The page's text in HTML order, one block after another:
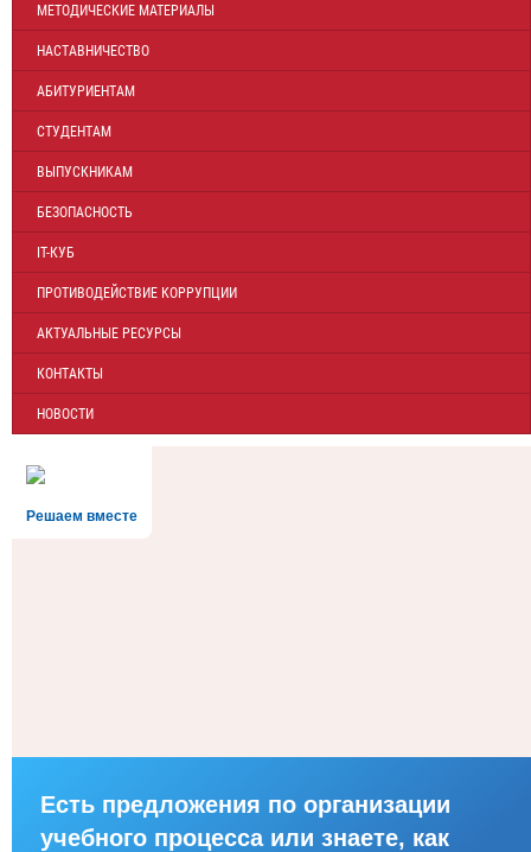
МЕТОДИЧЕСКИЕ МАТЕРИАЛЫ
НАСТАВНИЧЕСТВО
АБИТУРИЕНТАМ
СТУДЕНТАМ
ВЫПУСКНИКАМ
БЕЗОПАСНОСТЬ
IT-КУБ
ПРОТИВОДЕЙСТВИЕ КОРРУПЦИИ
АКТУАЛЬНЫЕ РЕСУРСЫ
КОНТАКТЫ
НОВОСТИ
Решаем вместе
Есть предложения по организации
учебного процесса или знаете, как